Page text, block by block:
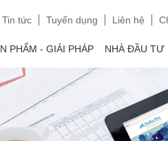
Tin tức Tuyển dụng Liên hệ
PHẨM - GIẢI PHÁP NHÀ ĐẦU TƯ